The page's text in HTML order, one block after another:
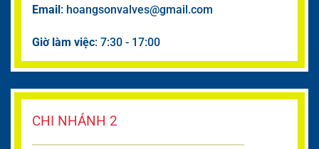
Email: hoangsonvalves@gmail.com
Giờ làm việc: 7:30 - 17:00
CHI NHÁNH 2